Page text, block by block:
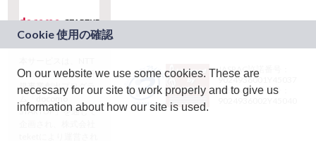
ドコモグループの新
規事業創出プログラ
ム「docomo
STARTUP」を通じて
JASRAC許諾番号：
9024936001Y45037
JASRAC許諾番号：
On our website we use some cookies. These are
necessary for our site to work properly and to give us
information about how our site is used.